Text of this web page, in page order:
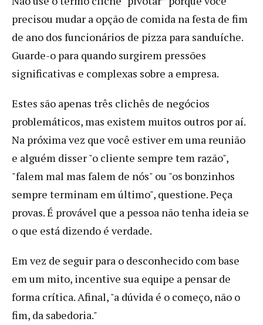
precisou mudar a opção de comida na festa de fim
de ano dos funcionários de pizza para sanduíche.
Guarde-o para quando surgirem pressões
significativas e complexas sobre a empresa.
Estes são apenas três clichês de negócios
problemáticos, mas existem muitos outros por aí.
Na próxima vez que você estiver em uma reunião
e alguém disser "o cliente sempre tem razão",
"falem mal mas falem de nós" ou "os bonzinhos
sempre terminam em último", questione. Peça
provas. É provável que a pessoa não tenha ideia se
o que está dizendo é verdade.
Em vez de seguir para o desconhecido com base
em um mito, incentive sua equipe a pensar de
forma crítica. Afinal, "a dúvida é o começo, não o
fim, da sabedoria."